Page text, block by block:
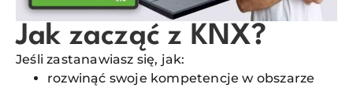
Jak zacząć z KNX?
Jeśli zastanawiasz się, jak:
rozwinąć swoje kompetencje w obszarze